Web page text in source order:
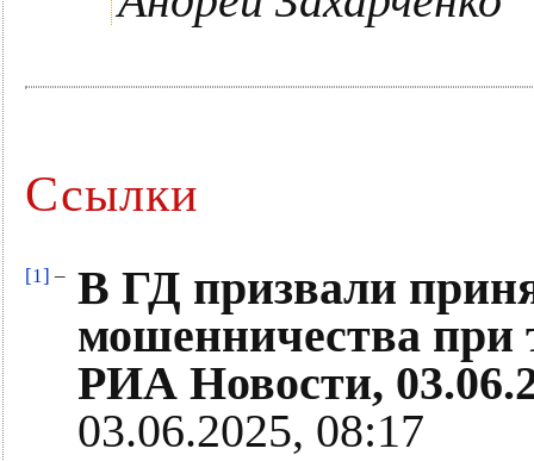
Ссылки
[1] – В ГД призвали
мошенничества при
РИА Новости,
03.06.2025, 08:17